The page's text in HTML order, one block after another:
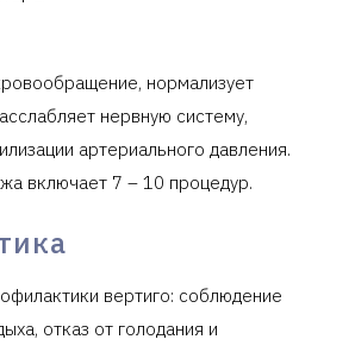
нормализует
нервную систему,
артериального давления.
включает 7 – 10 процедур.
вертиго: соблюдение
отказ от голодания и